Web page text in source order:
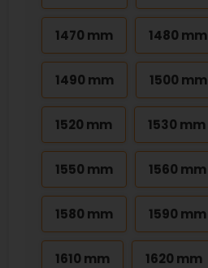
1470 mm 1480 mm
1490 mm 1500 mm
1520 mm 1530 mm
1550 mm 1560 mm
1580 mm 1590 mm
1610 mm 1620 mm